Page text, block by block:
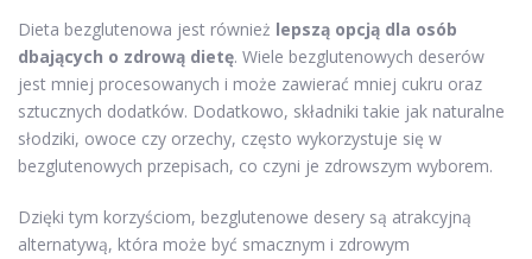
Dieta bezglutenowa jest również lepszą opcją dla osób
dbających o zdrową dietę. Wiele bezglutenowych deserów
jest mniej procesowanych i może zawierać mniej cukru oraz
sztucznych dodatków. Dodatkowo, składniki takie jak naturalne
słodziki, owoce czy orzechy, często wykorzystuje się w
bezglutenowych przepisach, co czyni je zdrowszym wyborem.
Dzięki tym korzyściom, bezglutenowe desery są atrakcyjną
alternatywą, która może być smacznym i zdrowym